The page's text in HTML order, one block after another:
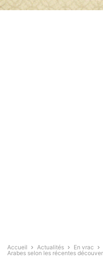
Accueil Actualités En vrac
Arabes selon les récentes